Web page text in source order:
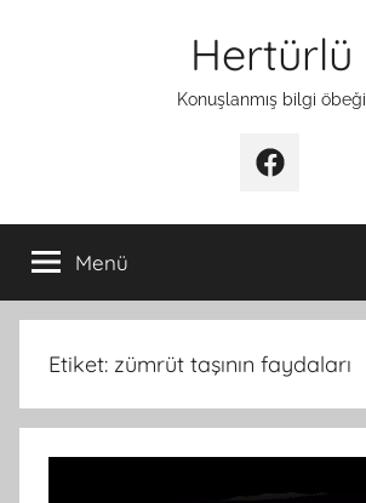
Hertürlü
Konuşlanmış bilgi öbeği
Facebook
Menü
Etiket: zümrüt taşının faydaları